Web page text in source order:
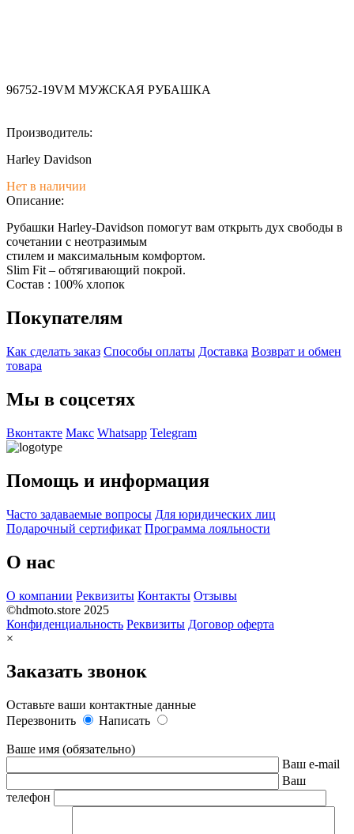
96752-19VM МУЖСКАЯ РУБАШКА
Производитель:
Harley Davidson
Нет в наличии
Описание:
Рубашки Harley-Davidson помогут вам открыть дух свободы в
сочетании с неотразимым
стилем и максимальным комфортом.
Slim Fit – обтягивающий покрой.
Состав : 100% хлопок
Покупателям
Как сделать заказ Способы оплаты Доставка Возврат и обмен
товара
Мы в соцсетях
Вконтакте Макс Whatsapp Telegram
Помощь и информация
Часто задаваемые вопросы Для юридических лиц
Подарочный сертификат Программа лояльности
О нас
О компании Реквизиты Контакты Отзывы
©hdmoto.store 2025
Конфиденциальность Реквизиты Договор оферта
×
Заказать звонок
Оставьте ваши контактные данные
Перезвонить
Написать
Ваше имя (обязательно)
Ваш e-mail
Ваш
телефон